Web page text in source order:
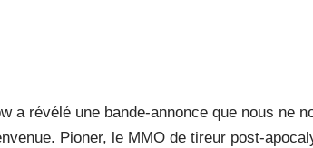
a révélé une bande-annonce que nous ne
Pioner, le MMO de tireur post-